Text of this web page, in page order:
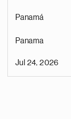
Panamá
Panama
Jul 24, 2026